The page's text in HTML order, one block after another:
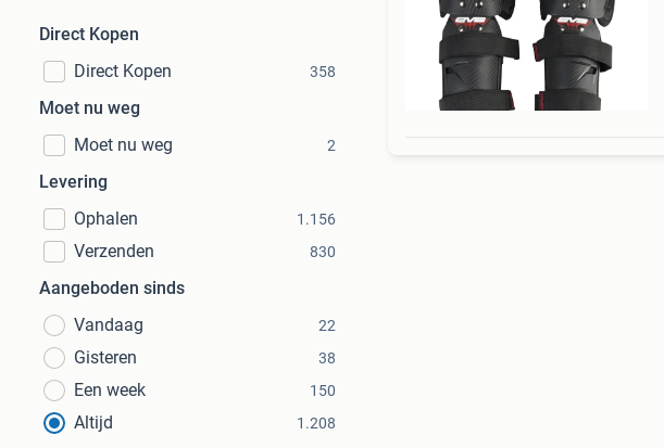
Direct Kopen
Direct Kopen
358
Moet nu weg
Moet nu weg
2
Levering
Ophalen
1.156
Verzenden 830
Aangeboden sinds
Vandaag
22
Gisteren 38
Een week 150
Altijd 1.208